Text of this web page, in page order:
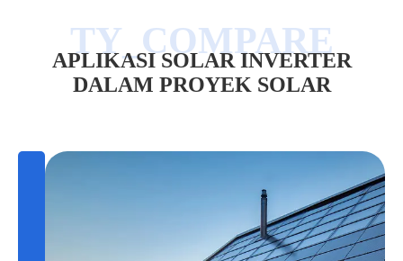
APLIKASI SOLAR INVERTER
DALAM PROYEK SOLAR